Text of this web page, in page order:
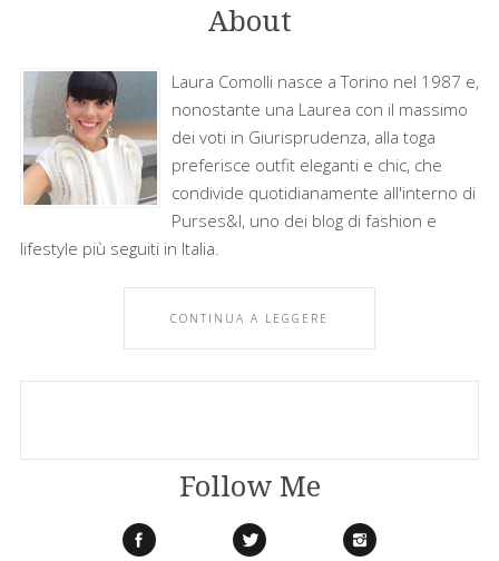
About
Laura Comolli nasce a Torino nel 1987 e,
nonostante una Laurea con il massimo
dei voti in Giurisprudenza, alla toga
preferisce outfit eleganti e chic, che
condivide quotidianamente all'interno di
Purses&I, uno dei blog di fashion e
lifestyle più seguiti in Italia.
CONTINUA A LEGGERE
Follow Me